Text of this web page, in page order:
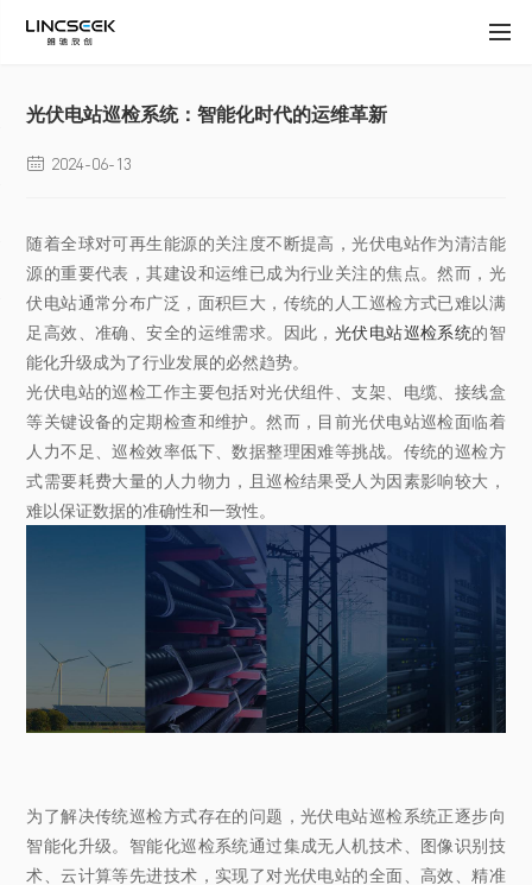
光伏电站巡检系统：智能化时代的运维革新
 2024-06-13
随着全球对可再生能源的关注度不断提高，光伏电站作为清洁能
源的重要代表，其建设和运维已成为行业关注的焦点。然而，光
伏电站通常分布广泛，面积巨大，传统的人工巡检方式已难以满
足高效、准确、安全的运维需求。因此， 光伏电站巡检系统的智
能化升级成为了行业发展的必然趋势。
光伏电站的巡检工作主要包括对光伏组件、支架、电缆、接线盒
等关键设备的定期检查和维护。然而，目前光伏电站巡检面临着
人力不足、巡检效率低下、数据整理困难等挑战。传统的巡检方
式需要耗费大量的人力物力，且巡检结果受人为因素影响较大，
难以保证数据的准确性和一致性。
为了解决传统巡检方式存在的问题，光伏电站巡检系统正逐步向
智能化升级。智能化巡检系统通过集成无人机技术、图像识别技
术、云计算等先进技术，实现了对光伏电站的全面、高效、精准